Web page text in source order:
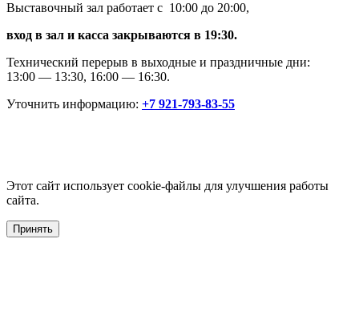
Выставочный зал работает с 10:00 до 20:00,
вход в зал и касса закрываются в 19:30.
Технический перерыв в выходные и праздничные дни:
13:00 — 13:30, 16:00 — 16:30.
Уточнить информацию: +7 921-793-83-55
Этот сайт использует cookie-файлы для улучшения работы
сайта.
Принять